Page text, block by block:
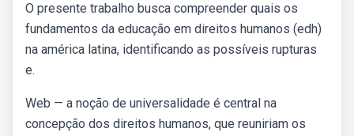
O presente trabalho busca compreender quais os
fundamentos da educação em direitos humanos (edh)
na américa latina, identificando as possíveis rupturas
e.
Web — a noção de universalidade é central na
concepção dos direitos humanos, que reuniriam os